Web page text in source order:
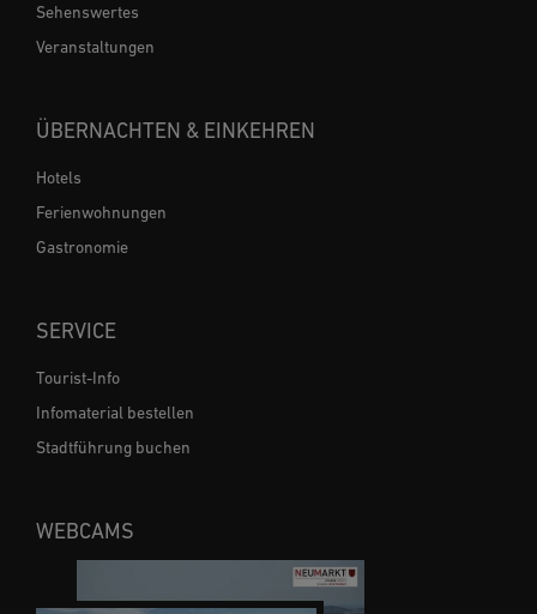
Sehenswertes
Veranstaltungen
ÜBERNACHTEN & EINKEHREN
Hotels
Ferienwohnungen
Gastronomie
SERVICE
Tourist-Info
Infomaterial bestellen
Stadtführung buchen
WEBCAMS